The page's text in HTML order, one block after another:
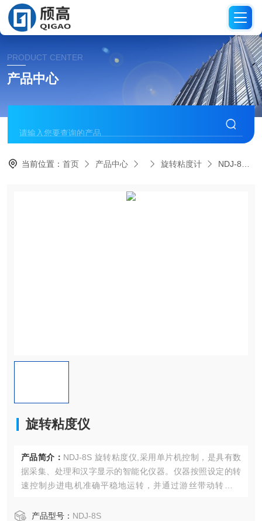
PRODUCT CENTER
产品中心
当前位置：首页 产品中心 旋转粘度计 NDJ-8S旋转粘度仪
旋转粘度仪
产品简介： NDJ-8S 旋转粘度仪,采用单片机控制，是具有数
据采集、处理和汉字显示的智能化仪器。仪器按照设定的转
速控制步进电机准确平稳地运转，并通过游丝带动转子转
受到被测液体阻力时，转子的旋转将滞后于电机。
产品型号： NDJ-8S